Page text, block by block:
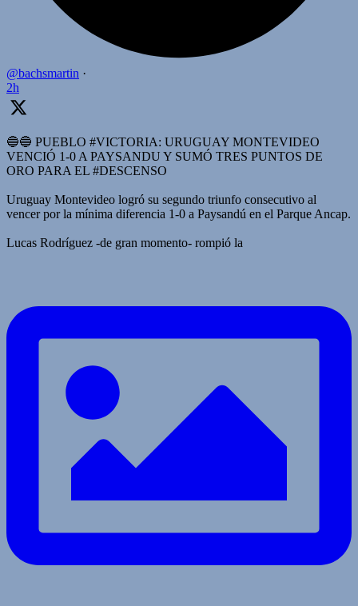
@bachsmartin ·
2h
🔵🔵 PUEBLO #VICTORIA: URUGUAY MONTEVIDEO
VENCIÓ 1-0 A PAYSANDU Y SUMÓ TRES PUNTOS DE
ORO PARA EL #DESCENSO
Uruguay Montevideo logró su segundo triunfo consecutivo al
vencer por la mínima diferencia 1-0 a Paysandú en el Parque Ancap.
Lucas Rodríguez -de gran momento- rompió la